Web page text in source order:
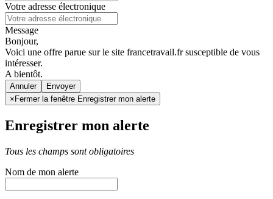
Votre adresse électronique
Message
Bonjour,
Voici une offre parue sur le site francetravail.fr susceptible de vous
intéresser.
A bientôt.
Annuler
× Fermer la fenêtre Enregistrer mon alerte
Enregistrer mon alerte
Tous les champs sont obligatoires
Nom de mon alerte